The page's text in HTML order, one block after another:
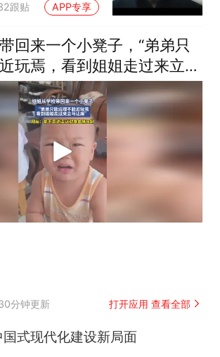
跟贴 APP专享
回来一个小凳子，“弟弟只
玩焉，看到姐姐走过来立马
分钟更新 打开应用 查看全部
式现代化建设新局面